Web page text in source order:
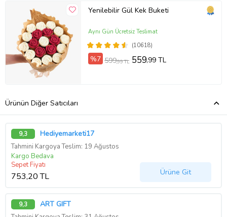
Yenilebilir Gül Kek Buketi
(10618)
Aynı Gün Ücretsiz Teslimat
%7 599,99 TL 559,99 TL
Ürünün Diğer Satıcıları
9,3 Hediyemarketi17
Tahmini Kargoya Teslim: 19 Ağustos
Kargo Bedava
Sepet Fiyatı
753,20 TL Ürüne Git
9,3 ART GIFT